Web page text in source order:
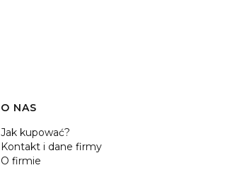
O NAS
Jak kupować?
Kontakt i dane firmy
O firmie